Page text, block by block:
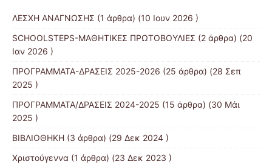
ΛΕΣΧΗ ΑΝΑΓΝΩΣΗΣ (1 άρθρα) (10 Ιουν 2026 )
SCHOOLSTEPS-ΜΑΘΗΤΙΚΕΣ ΠΡΩΤΟΒΟΥΛΙΕΣ (2 άρθρα) (20
Ιαν 2026 )
ΠΡΟΓΡΑΜΜΑΤΑ-ΔΡΑΣΕΙΣ 2025-2026 (25 άρθρα) (28 Σεπ
2025 )
ΠΡΟΓΡΑΜΜΑΤΑ/ΔΡΑΣΕΙΣ 2024-2025 (15 άρθρα) (30 Μάι
2025 )
ΒΙΒΛΙΟΘΗΚΗ (3 άρθρα) (29 Δεκ 2024 )
Χριστούγεννα (1 άρθρα) (23 Δεκ 2023 )